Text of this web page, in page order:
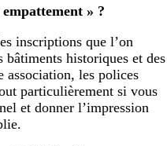
empattement » ?
inscriptions que l’on
bâtiments historiques et des
association, les polices
particulièrement si vous
et donner l’impression